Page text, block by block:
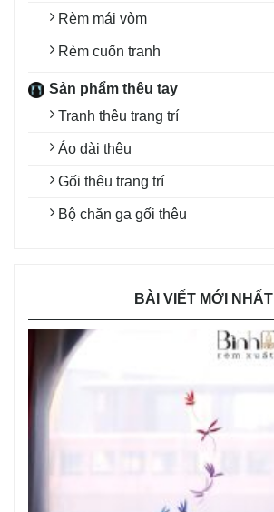
Rèm mái vòm
Rèm cuốn tranh
Sản phẩm thêu tay
Tranh thêu trang trí
Áo dài thêu
Gối thêu trang trí
Bộ chăn ga gối thêu
BÀI VIẾT MỚI NHẤT